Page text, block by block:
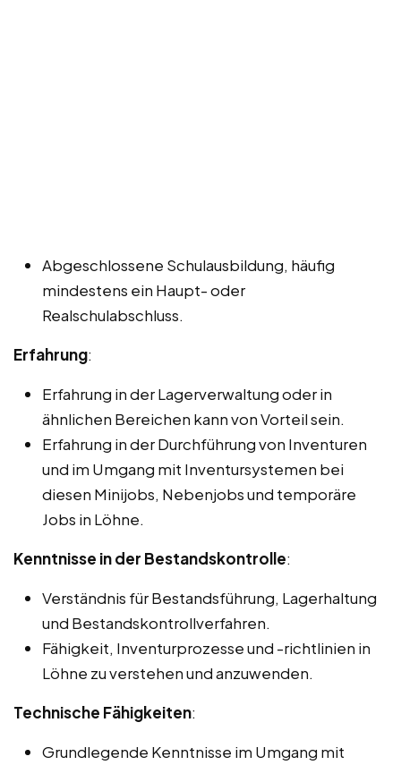
Abgeschlossene Schulausbildung, häufig
mindestens ein Haupt- oder
Realschulabschluss.
Erfahrung:
Erfahrung in der Lagerverwaltung oder in
ähnlichen Bereichen kann von Vorteil sein.
Erfahrung in der Durchführung von Inventuren
und im Umgang mit Inventursystemen bei
diesen Minijobs, Nebenjobs und temporäre
Jobs in Löhne.
Kenntnisse in der Bestandskontrolle:
Verständnis für Bestandsführung, Lagerhaltung
und Bestandskontrollverfahren.
Fähigkeit, Inventurprozesse und -richtlinien in
Löhne zu verstehen und anzuwenden.
Technische Fähigkeiten:
Grundlegende Kenntnisse im Umgang mit